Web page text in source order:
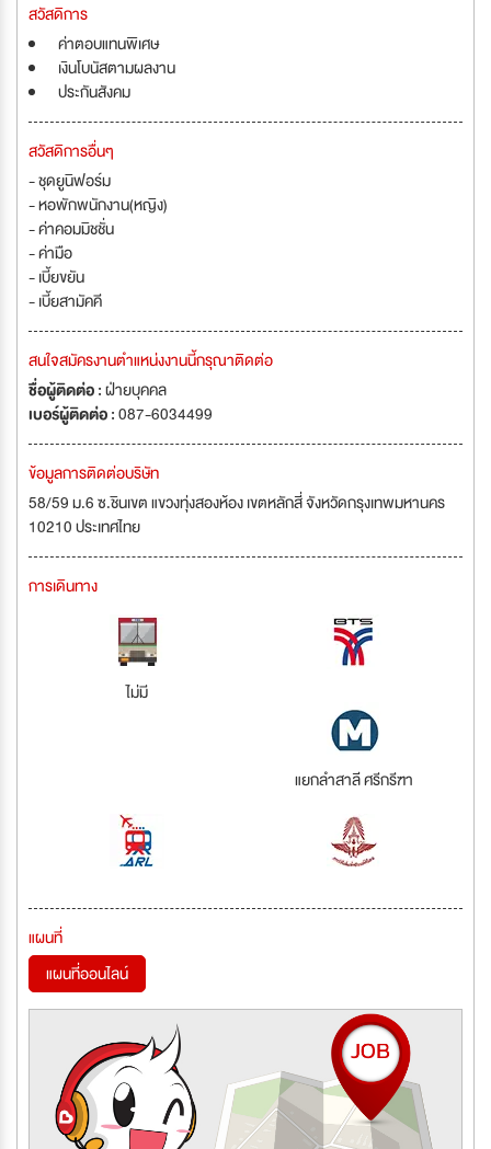
สวัสดิการ
ค่าตอบแทนพิเศษ
เงินโบนัสตามผลงาน
ประกันสังคม
สวัสดิการอื่นๆ
- ชุดยูนิฟอร์ม
- หอพักพนักงาน(หญิง)
- ค่าคอมมิชชั่น
- ค่ามือ
- เบี้ยขยัน
- เบี้ยสามัคคี
สนใจสมัครงานตำแหน่งงานนี้กรุณาติดต่อ
ชื่อผู้ติดต่อ :ฝ่ายบุคคล
เบอร์ผู้ติดต่อ :087-6034499
ข้อมูลการติดต่อบริษัท
58/59 ม.6 ซ.ชินเขต แขวงทุ่งสองห้อง เขตหลักสี่ จังหวัดกรุงเทพมหานคร
10210 ประเทศไทย
การเดินทาง
ไม่มี
แยกลำสาลี ศรีกรีฑา
แผนที่
แผนที่ออนไลน์